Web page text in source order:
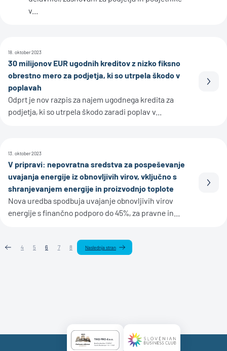
v...
18. oktober 2023
30 milijonov EUR ugodnih kreditov z nizko fiksno
obrestno mero za podjetja, ki so utrpela škodo v
poplavah
Odprt je nov razpis za najem ugodnega kredita za
podjetja, ki so utrpela škodo zaradi poplav v...
13. oktober 2023
V pripravi: nepovratna sredstva za pospeševanje
uvajanja energije iz obnovljivih virov, vključno s
shranjevanjem energije in proizvodnjo toplote
Nova uredba spodbuja uvajanje obnovljivih virov
energije s finančno podporo do 45%, za pravne in...
4 5 6 7 8 Naslednja stran
Certificate AAA LogoCertificate SBC Logo